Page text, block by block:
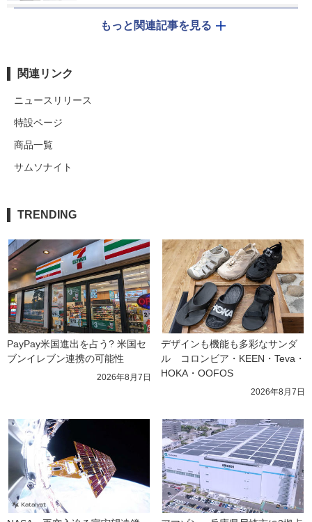
もっと関連記事を見る
関連リンク
ニュースリリース
特設ページ
商品一覧
サムソナイト
TRENDING
PayPay米国進出を占う? 米国セ
ブンイレブン連携の可能性
2026年8月7日
デザインも機能も多彩なサンダ
ル　コロンビア・KEEN・Teva・
HOKA・OOFOS
2026年8月7日